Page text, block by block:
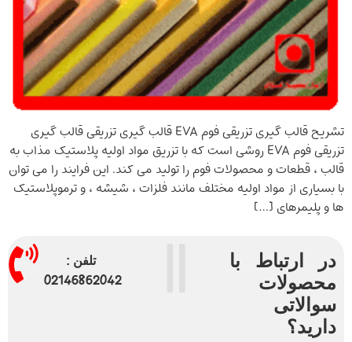
تشریح قالب گیری تزریقی فوم EVA قالب گیری تزریقی قالب گیری
تزریقی فوم EVA روشی است که با تزریق مواد اولیه پلاستیک مذاب به
قالب ، قطعات و محصولات فوم را تولید می کند. این فرایند را می توان
با بسیاری از مواد اولیه مختلف مانند فلزات ، شیشه ، و ترموپلاستیک
ها و پلیمرهای […]
در ارتباط با
محصولات
سوالاتی
دارید؟
تلفن :
02146862042